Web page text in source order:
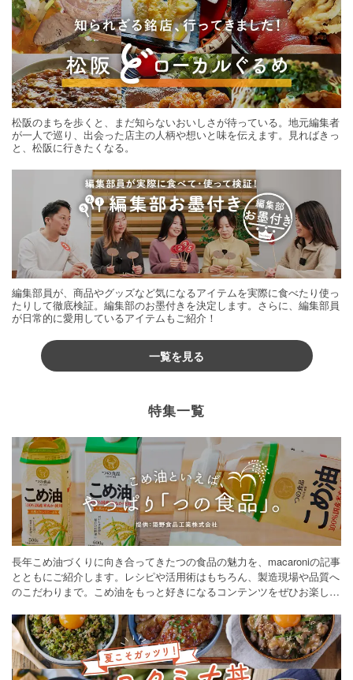
松阪のまちを歩くと、まだ知らないおいしさが待っている。地元編集者
が一人で巡り、出会った店主の人柄や想いと味を伝えます。見ればきっ
と、松阪に行きたくなる。
編集部員が、商品やグッズなど気になるアイテムを実際に食べたり使っ
たりして徹底検証。編集部のお墨付きを決定します。さらに、編集部員
が日常的に愛用しているアイテムもご紹介！
一覧を見る
特集一覧
長年こめ油づくりに向き合ってきたつの食品の魅力を、macaroniの記事
とともにご紹介します。レシピや活用術はもちろん、製造現場や品質へ
のこだわりまで。こめ油をもっと好きになるコンテンツをぜひお楽しみ